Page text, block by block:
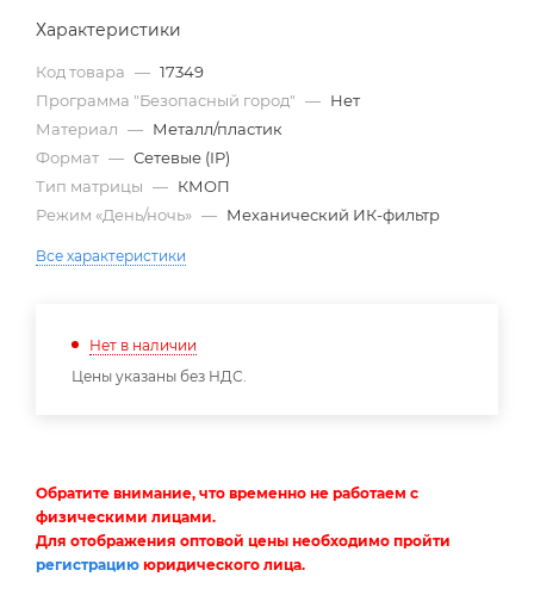
Характеристики
Код товара — 17349
Программа "Безопасный город" — Нет
Материал — Металл/пластик
Формат — Сетевые (IP)
Тип матрицы — КМОП
Режим «День/ночь» — Механический ИК-фильтр
Все характеристики
Нет в наличии
Цены указаны без НДС.
Обратите внимание, что временно не работаем с
физическими лицами.
Для отображения оптовой цены необходимо пройти
регистрацию юридического лица.